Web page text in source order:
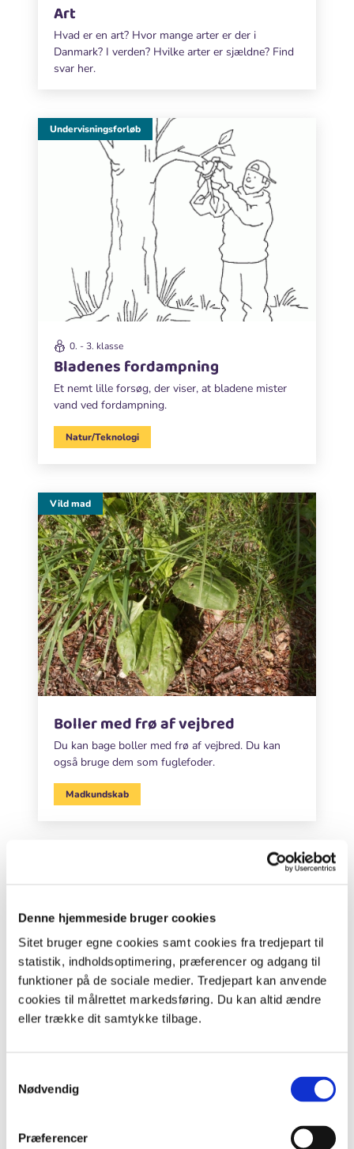
Denne hjemmeside bruger cookies
Sitet bruger egne cookies samt cookies fra tredjepart til
statistik, indholdsoptimering, præferencer og adgang til
funktioner på de sociale medier. Tredjepart kan anvende
cookies til målrettet markedsføring. Du kan altid ændre
eller trække dit samtykke tilbage.
Nødvendig
Præferencer
Art
Hvad er en art? Hvor mange arter er der i
Danmark? I verden? Hvilke arter er sjældne? Find
svar her.
0. - 3. klasse
Bladenes fordampning
Et nemt lille forsøg, der viser, at bladene mister
vand ved fordampning.
Undervisningsforløb
Natur/Teknologi
Boller med frø af vejbred
Du kan bage boller med frø af vejbred. Du kan
også bruge dem som fuglefoder.
Vild mad
Madkundskab
Brænd en pind – og lær om
Tag eleverne på erkendelsesrejse ind gennem en